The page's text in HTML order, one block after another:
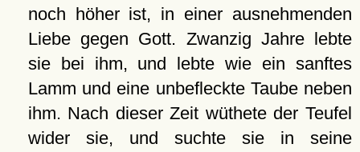
noch höher ist, in einer ausnehmenden
Liebe gegen Gott. Zwanzig Jahre lebte
sie bei ihm, und lebte wie ein sanftes
Lamm und eine unbefleckte Taube neben
ihm. Nach dieser Zeit wüthete der Teufel
wider sie, und suchte sie in seine